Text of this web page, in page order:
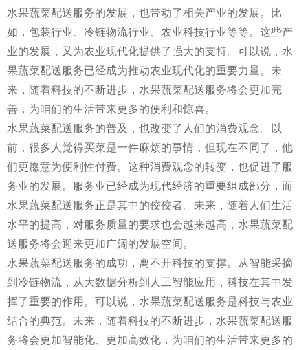
水果蔬菜配送服务的发展，也带动了相关产业的发展。比
如，包装行业、冷链物流行业、农业科技行业等等。这些产
业的发展，又为农业现代化提供了强大的支持。可以说，水
果蔬菜配送服务已经成为推动农业现代化的重要力量。未
来，随着科技的不断进步，水果蔬菜配送服务将会更加完
善，为咱们的生活带来更多的便利和惊喜。
水果蔬菜配送服务的普及，也改变了人们的消费观念。以
前，很多人觉得买菜是一件麻烦的事情，但现在不同了，他
们更愿意为便利性付费。这种消费观念的转变，也促进了服
务业的发展。服务业已经成为现代经济的重要组成部分，而
水果蔬菜配送服务正是其中的佼佼者。未来，随着人们生活
水平的提高，对服务质量的要求也会越来越高，水果蔬菜配
送服务将会迎来更加广阔的发展空间。
水果蔬菜配送服务的成功，离不开科技的支撑。从智能采摘
到冷链物流，从大数据分析到人工智能应用，科技在其中发
挥了重要的作用。可以说，水果蔬菜配送服务是科技与农业
结合的典范。未来，随着科技的不断进步，水果蔬菜配送服
务将会更加智能化、更加高效化，为咱们的生活带来更多的